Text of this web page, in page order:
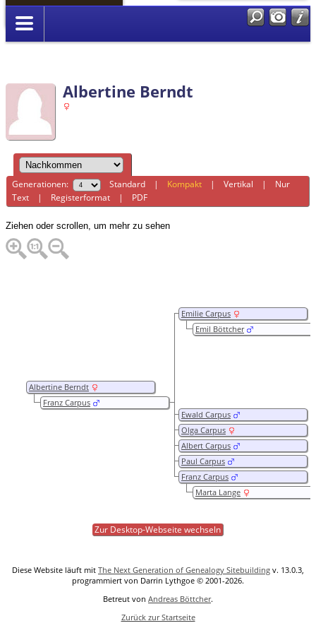
Anmelden
Albertine Berndt
Generationen: Standard | Kompakt |Vertikal | Nur
Text | Registerformat | PDF
Ziehen oder scrollen, um mehr zu sehen
Emilie Carpus
Emil Böttcher
Ewald Carpus
Olga Carpus
Albert Carpus
Paul Carpus
Franz Carpus
Marta Lange
Albertine Berndt
Franz Carpus
Zur Desktop-Webseite wechseln
Diese Website läuft mit The Next Generation of Genealogy Sitebuilding v. 13.0.3,
programmiert von Darrin Lythgoe © 2001-2026.
Betreut von Andreas Böttcher.
Zurück zur Startseite